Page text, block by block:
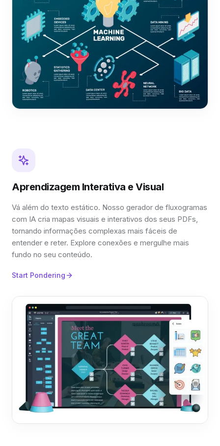
Aprendizagem Interativa e Visual
Vá além do texto estático. Nosso gerador de fluxogramas
com IA cria mapas visuais e interativos dos seus PDFs,
tornando informações complexas mais fáceis de
entender e reter. Explore conexões e mergulhe mais
fundo no seu conteúdo.
Start Pondering